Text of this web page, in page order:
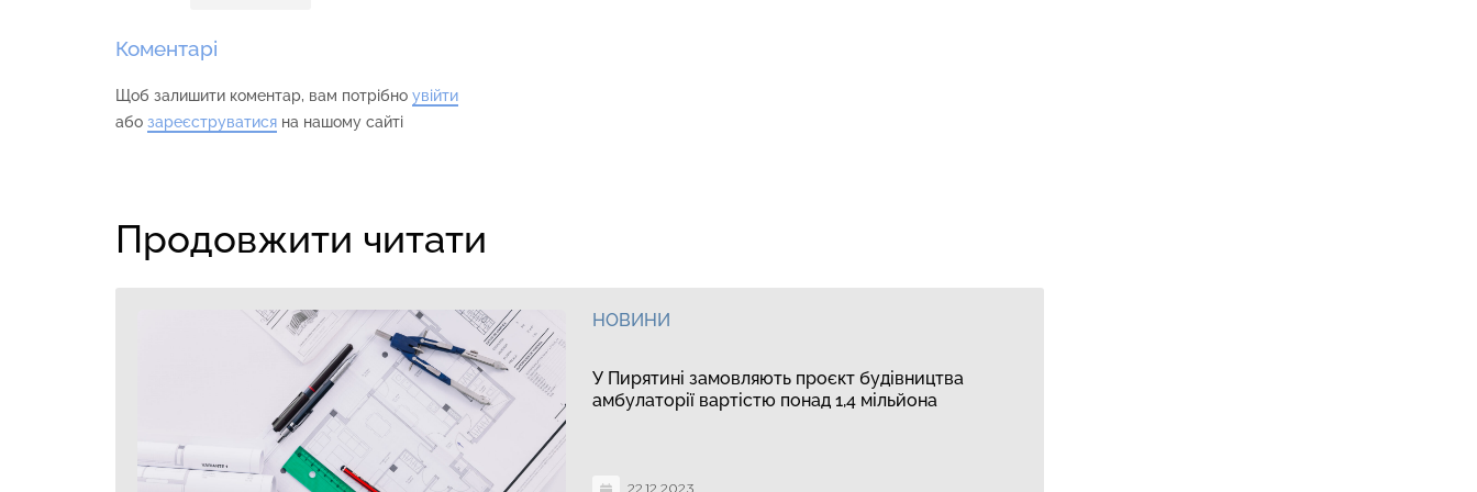
Коментарі
Щоб залишити коментар, вам потрібно увійти
або зареєструватисяна нашому сайті
Продовжити читати
НОВИНИ
У Пирятині замовляють проєкт будівництва
амбулаторії вартістю понад 1,4 мільйона
22.12.2023